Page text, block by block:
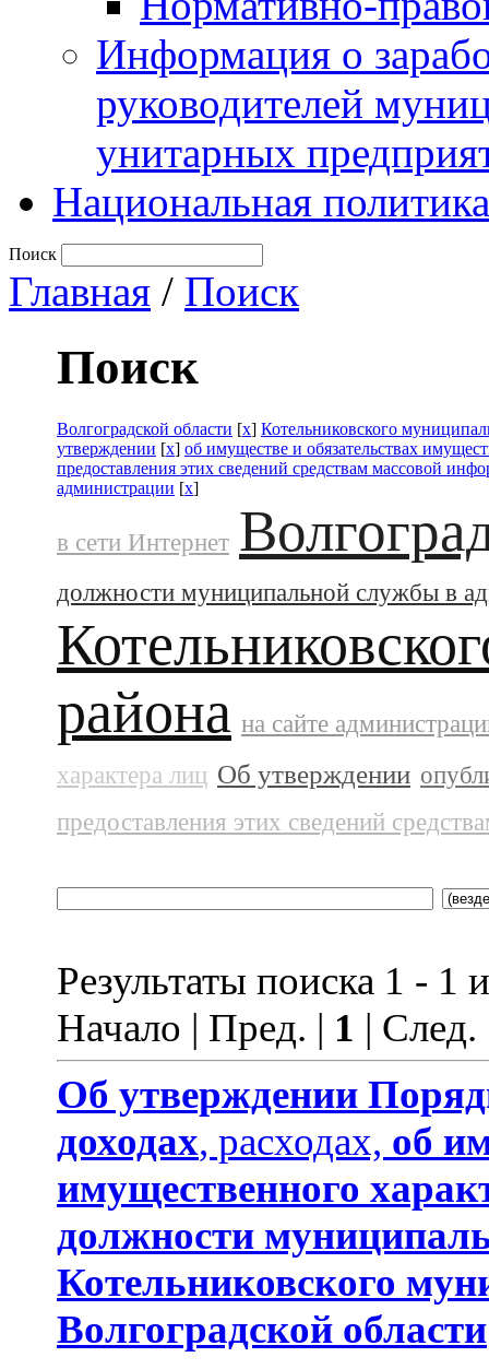
Информация о
руководителей
унитарных
Национальная политика
Поиск
Главная / Поиск
Поиск
Волгоградской области [x] Котельниковского
утверждении [x] об имуществе и обязательствах
предоставления этих сведений средствам массовой
администрации [x]
в сети Интернет
должности муниципальной службы в
района на сайте
характера лиц Об утверждении
предоставления этих сведений
Результаты поиска 1 - 1
Начало | Пред. | 1 |
Об утверждении
доходах, расходах, об
имущественного
должности
Котельниковского
Волгоградской области